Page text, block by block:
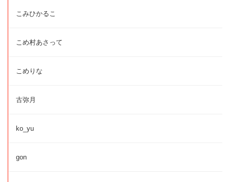
こみひかるこ
こめ村あさって
こめりな
古弥月
ko_yu
gon